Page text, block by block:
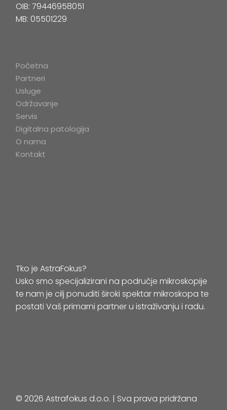
OIB: 79446958051
MB: 05501229
Početna
Partneri
Usluge
Održavanje
Servis
Digitalna patologija
O nama
Kontakt
Tko je AstraFokus?
Usko smo specijalizirani na područje mikroskopije
te nam je cilj ponuditi široki spektar mikroskopa te
postati Vaš primarni partner u istraživanju i radu.
© 2026 Astrafokus d.o.o. | Sva prava pridržana